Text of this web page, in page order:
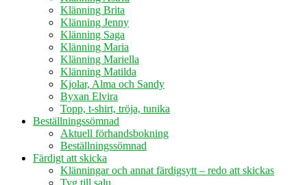
Klänning Brita
Klänning Jenny
Klänning Saga
Klänning Maria
Klänning Mariella
Klänning Matilda
Kjolar, Alma och Sandy
Byxan Elvira
Topp, t-shirt, tröja, tunika
Beställningssömnad
Aktuell förhandsbokning
Beställningssömnad
Färdigt att skicka
Klänningar och annat färdigsytt – redo att skickas
Tyg till salu